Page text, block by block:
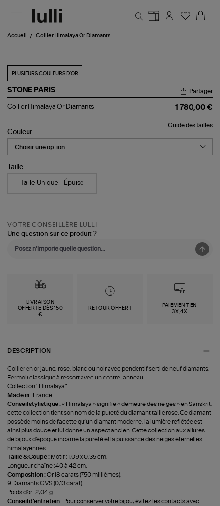
Accueil Collier Himalaya Or Diamants
PLUSIEURS COULEURS D'OR
STONE PARIS
Collier
Diamants
Partager
Collier Himalaya Or Diamants 1 780,00 €
Guide des tailles
Couleur
Taille
Taille Unique - Épuisé
VOTRE CONSEILLÈRE LULLI
Une question sur ce produit ?
LIVRAISON
OFFERTE DÈS 150
€
RETOUR OFFERT
PAIEMENT EN
3X,4X
DESCRIPTION
Collier en or jaune, rose, blanc ou noir avec pendentif serti de neuf diamants.
Fermoir classique à ressort avec un contre-anneau.
Collection "Himalaya".
Made in : France.
Conseil stylistique :« Himalaya » signifie « demeure des neiges » en Sanskrit,
cette collection tient son nom de la pureté du diamant taille rose. Ce diamant
possède moins de facette qu’un diamant moderne, la lumière reflétée est
ainsi plus douce et lui donne un aspect ancien. Cette collection aux allures
de bijoux d'époque incarne la pureté et la puissance des neiges éternelles
himalayennes.
Taille & Coupe : Motif : 1,09 x 0,35 cm.
Longueur chaîne : 40 à 42 cm.
Composition :Or 18 carats (750 millièmes).
9 Diamants GVS (0,13 carat).
Poids d'or : 2,04 g.
Conseil d'entretien : Pour conserver votre bijou, évitez les contacts avec